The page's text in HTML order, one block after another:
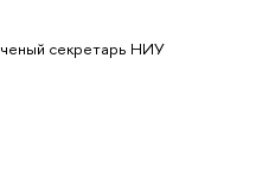
секретарь НИУ